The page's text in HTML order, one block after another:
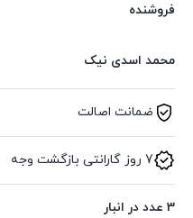
فروشنده
محمد اسدی نیک
ضمانت اصالت
7 روز گارانتی بازگشت وجه
3 عدد در انبار